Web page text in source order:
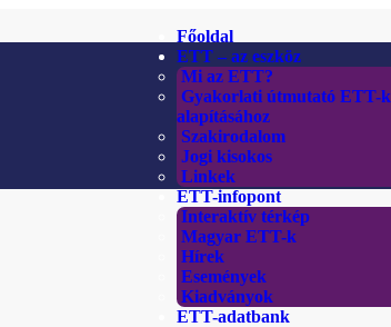
Főoldal
ETT – az eszköz
Mi az ETT?
Gyakorlati útmutató ETT-k
alapításához
Szakirodalom
Jogi kisokos
Linkek
ETT-infopont
Interaktív térkép
Magyar ETT-k
Hírek
Események
Kiadványok
ETT-adatbank